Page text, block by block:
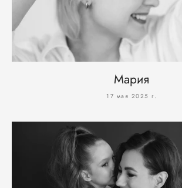
Мария
17 мая 2025 г.